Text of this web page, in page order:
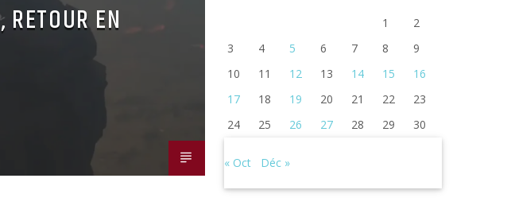
EN 1
2
3
4 5 6 7 8
9
10
11 12 13 14 15
16
17
18 19 20 21 22
23
24
25 26 27 28 29 30
« Oct Déc »